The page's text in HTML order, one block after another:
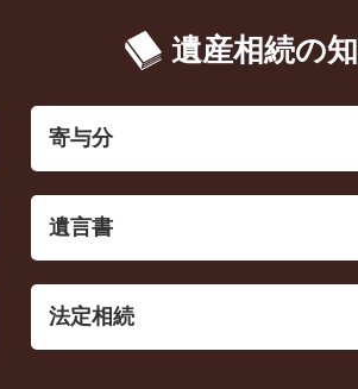
遺産相続の
寄与分
遺言書
法定相続